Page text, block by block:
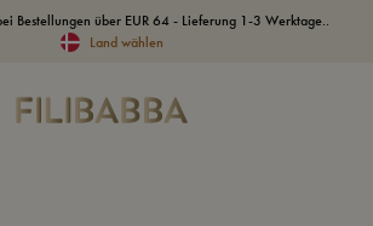
Bestellungen über EUR 64 - Lieferung 1-3 Werktage..
Land wählen